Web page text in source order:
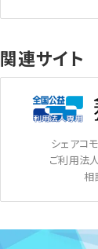
関連サイト
シェアコ
ご利用法
相